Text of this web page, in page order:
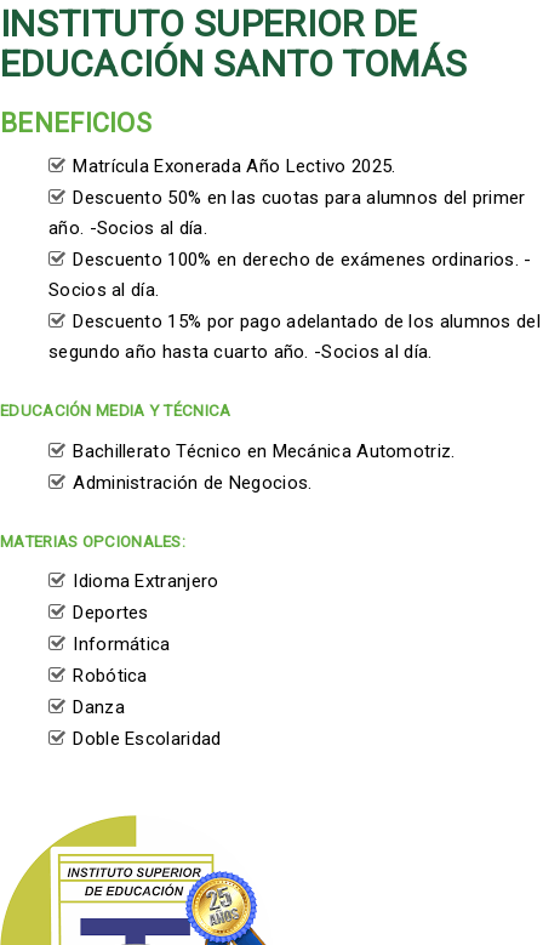
INSTITUTO SUPERIOR DE
EDUCACIÓN SANTO TOMÁS
BENEFICIOS
Matrícula Exonerada Año Lectivo 2025.
Descuento 50% en las cuotas para alumnos del primer
año. -Socios al día.
Descuento 100% en derecho de exámenes ordinarios. -
Socios al día.
Descuento 15% por pago adelantado de los alumnos del
segundo año hasta cuarto año. -Socios al día.
EDUCACIÓN MEDIA Y TÉCNICA
Bachillerato Técnico en Mecánica Automotriz.
Administración de Negocios.
MATERIAS OPCIONALES:
Idioma Extranjero
Deportes
Informática
Robótica
Danza
Doble Escolaridad